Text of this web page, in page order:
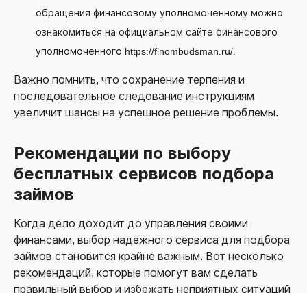
обращения финансовому уполномоченному можно
ознакомиться на официальном сайте финансового
уполномоченного https://finombudsman.ru/.
Важно помнить, что сохранение терпения и
последовательное следование инструкциям
увеличит шансы на успешное решение проблемы.
Рекомендации по выбору
бесплатных сервисов подбора
займов
Когда дело доходит до управления своими
финансами, выбор надежного сервиса для подбора
займов становится крайне важным. Вот несколько
рекомендаций, которые помогут вам сделать
правильный выбор и избежать неприятных ситуаций